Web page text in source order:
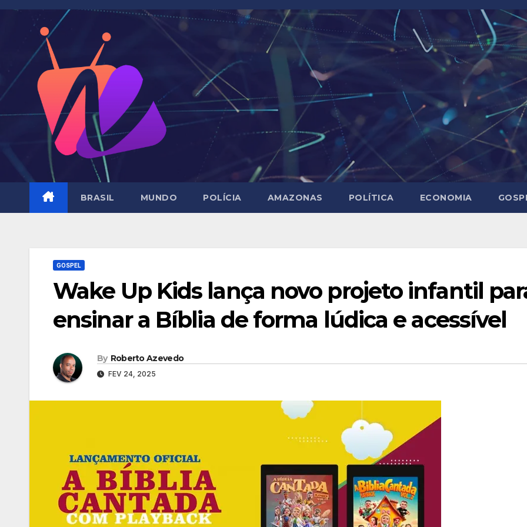
Skip
BRASIL MUNDO POLÍCIA AMAZONAS POLÍTICA ECONOMIA
GOSPEL
Wake Up Kids lança novo projeto infantil
ensinar a Bíblia de forma lúdica e acessível
By Roberto Azevedo
FEV 24, 2025